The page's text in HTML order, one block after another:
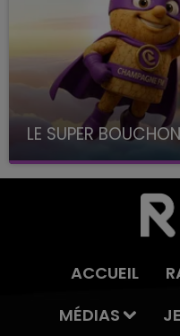
LE SUPER
avec La Famille
ACCUEIL
MÉDIAS